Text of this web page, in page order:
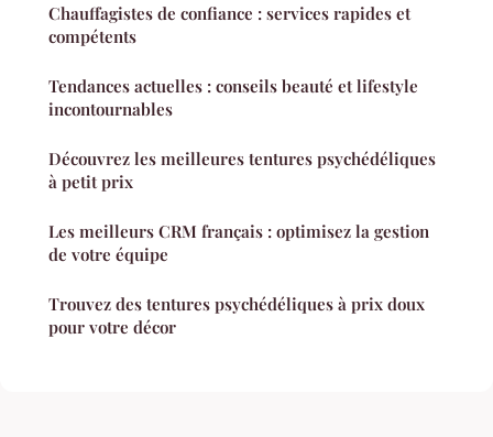
Chauffagistes de confiance : services rapides et
compétents
Tendances actuelles : conseils beauté et lifestyle
incontournables
Découvrez les meilleures tentures psychédéliques
à petit prix
Les meilleurs CRM français : optimisez la gestion
de votre équipe
Trouvez des tentures psychédéliques à prix doux
pour votre décor